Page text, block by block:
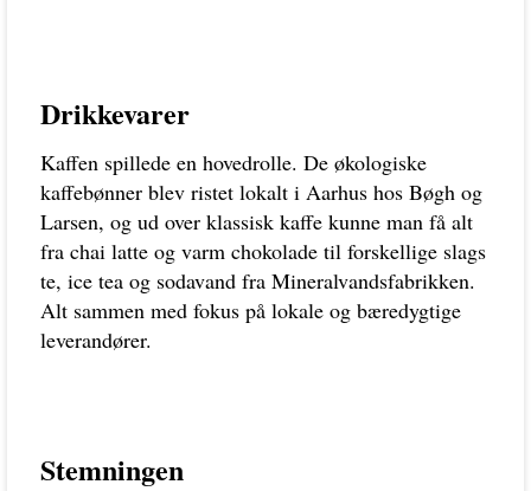
Drikkevarer
Kaffen spillede en hovedrolle. De økologiske
kaffebønner blev ristet lokalt i Aarhus hos Bøgh og
Larsen, og ud over klassisk kaffe kunne man få alt
fra chai latte og varm chokolade til forskellige slags
te, ice tea og sodavand fra Mineralvandsfabrikken.
Alt sammen med fokus på lokale og bæredygtige
leverandører.
Stemningen